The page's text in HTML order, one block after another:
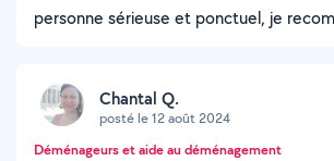
personne sérieuse et ponctuel, je
Chantal Q.
posté le 12 août 2024
Déménageurs et aide au déménagement